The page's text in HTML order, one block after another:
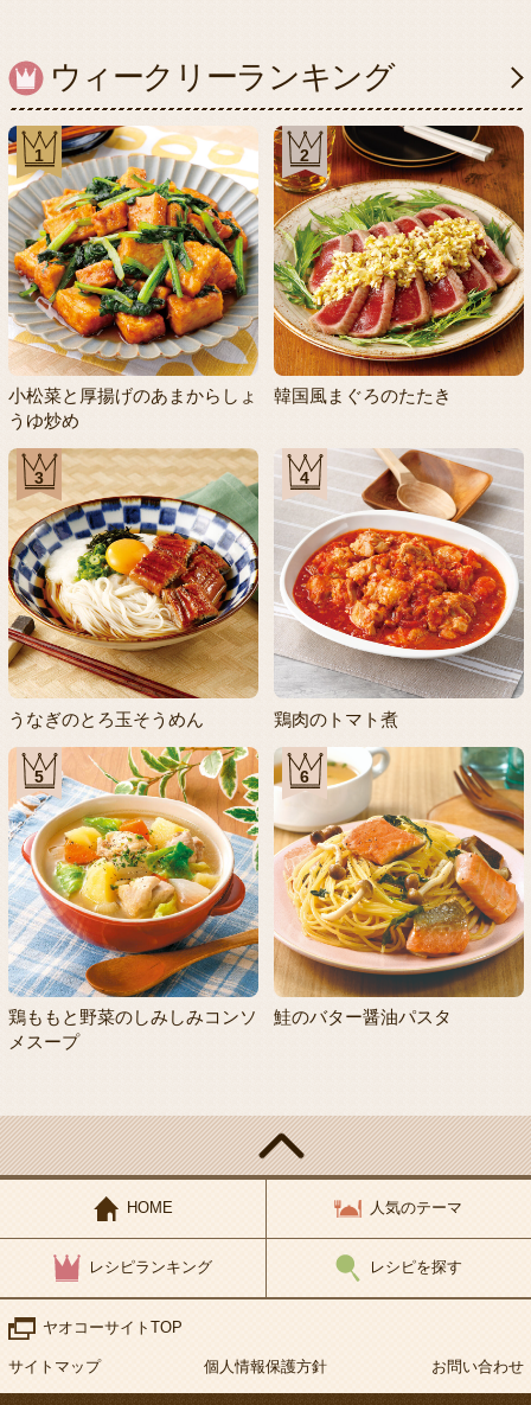
ウィークリーランキング
1
小松菜と厚揚げのあまからしょ
うゆ炒め
2
韓国風まぐろのたたき
3
うなぎのとろ玉そうめん
4
鶏肉のトマト煮
5
鶏ももと野菜のしみしみコンソ
メスープ
6
鮭のバター醤油パスタ
HOME 人気のテーマ
レシピランキング レシピを探す
ヤオコーサイトTOP
サイトマップ 個人情報保護方針 お問い合わせ